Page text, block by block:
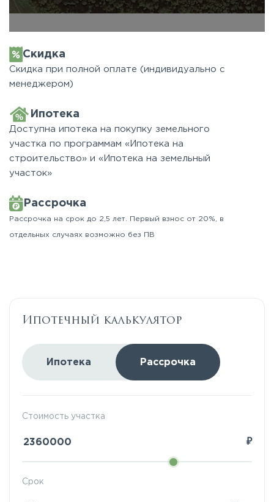
Скидка
Скидка при полной оплате (индивидуально с
менеджером)
Ипотека
Доступна ипотека на покупку земельного
участка по программам «Ипотека на
строительство» и «Ипотека на земельный
участок»
Рассрочка
Рассрочка на срок до 2,5 лет. Первый взнос от 20%, в
отдельных случаях возможно без ПВ
Ипотечный калькулятор
Ипотека Рассрочка
Стоимость участка
₽
Срок